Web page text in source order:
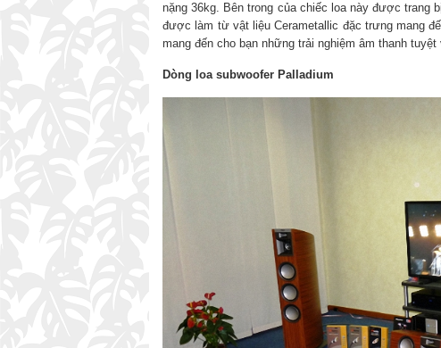
nặng 36kg. Bên trong của chiếc loa này được trang
được làm từ vật liệu Cerametallic đặc trưng mang
mang đến cho bạn những trải nghiệm âm thanh tuyệt
Dòng loa subwoofer Palladium